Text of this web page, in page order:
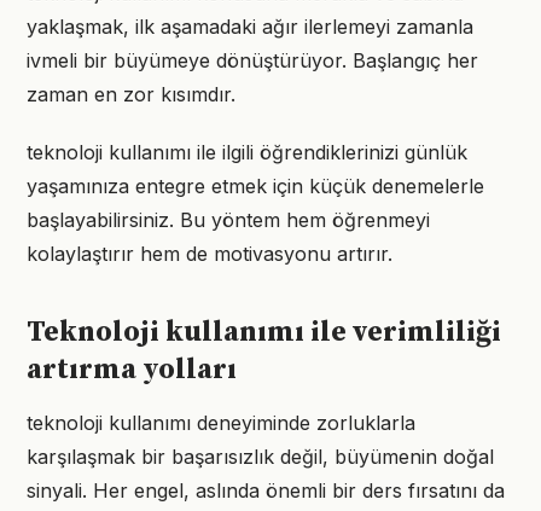
yaklaşmak, ilk aşamadaki ağır ilerlemeyi zamanla
ivmeli bir büyümeye dönüştürüyor. Başlangıç her
zaman en zor kısımdır.
teknoloji kullanımı ile ilgili öğrendiklerinizi günlük
yaşamınıza entegre etmek için küçük denemelerle
başlayabilirsiniz. Bu yöntem hem öğrenmeyi
kolaylaştırır hem de motivasyonu artırır.
Teknoloji kullanımı ile verimliliği
artırma yolları
teknoloji kullanımı deneyiminde zorluklarla
karşılaşmak bir başarısızlık değil, büyümenin doğal
sinyali. Her engel, aslında önemli bir ders fırsatını da